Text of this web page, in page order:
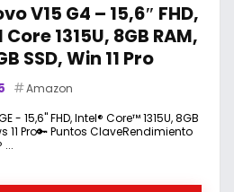
V15 G4 – 15,6″ FHD,
1315U, 8GB RAM,
SSD, Win 11 Pro
Amazon
- 15,6" FHD, Intel® Core™ 1315U, 8GB
11 Pro🔑 Puntos ClaveRendimiento
...